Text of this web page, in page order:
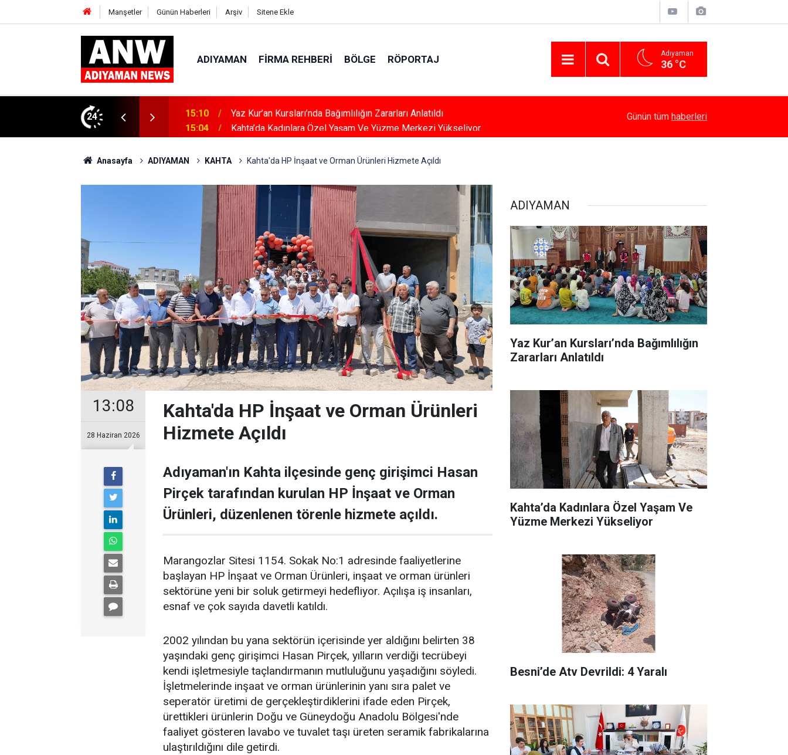
Manşetler Günün Haberleri Arşiv Sitene Ekle
ADIYAMAN FIRMA REHBERI BÖLGE RÖPORTAJ Adıyaman
36 °C
24
Zararları Anlatıldı 15:04 Kahta’da Kadınlara Özel Yaşam Ve Yüzme Merkezi Yükseliyor Besni’de Atv Devrildi: 4 Yaralı
Günün tüm haberleri
Anasayfa ADIYAMAN KAHTA Kahta'da HP İnşaat ve Orman Ürünleri Hizmete Açıldı
13:08
28 Haziran 2026
Kahta'da HP İnşaat ve Orman Ürünleri
Hizmete Açıldı
Adıyaman'ın Kahta ilçesinde genç girişimci Hasan
Pirçek tarafından kurulan HP İnşaat ve Orman
Ürünleri, düzenlenen törenle hizmete açıldı.
Marangozlar Sitesi 1154. Sokak No:1 adresinde faaliyetlerine
başlayan HP İnşaat ve Orman Ürünleri, inşaat ve orman ürünleri
sektörüne yeni bir soluk getirmeyi hedefliyor. Açılışa iş insanları,
esnaf ve çok sayıda davetli katıldı.
2002 yılından bu yana sektörün içerisinde yer aldığını belirten 38
yaşındaki genç girişimci Hasan Pirçek, yılların verdiği tecrübeyi
kendi işletmesiyle taçlandırmanın mutluluğunu yaşadığını söyledi.
İşletmelerinde inşaat ve orman ürünlerinin yanı sıra palet ve
seperatör üretimi de gerçekleştirdiklerini ifade eden Pirçek,
ürettikleri ürünlerin Doğu ve Güneydoğu Anadolu Bölgesi'nde
faaliyet gösteren lavabo ve tuvalet taşı üreten seramik fabrikalarına
ulaştırıldığını dile getirdi.
ADIYAMAN
Yaz Kur’an Kursları’nda Bağımlılığın
Zararları Anlatıldı
Kahta’da Kadınlara Özel Yaşam Ve
Yüzme Merkezi Yükseliyor
Besni’de Atv Devrildi: 4 Yaralı